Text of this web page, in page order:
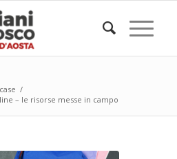
/
– le risorse messe in campo